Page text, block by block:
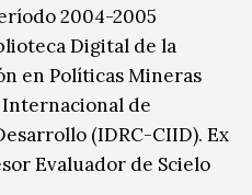
2004-2005
Digital de la
en Políticas Mineras
de
(IDRC-CIID). Ex
Evaluador de Scielo